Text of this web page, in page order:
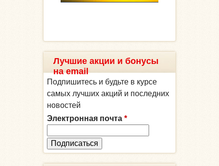
Лучшие акции и бонусы
на email
Подпишитесь и будьте в курсе
самых лучших акций и последних
новостей
Электронная почта *